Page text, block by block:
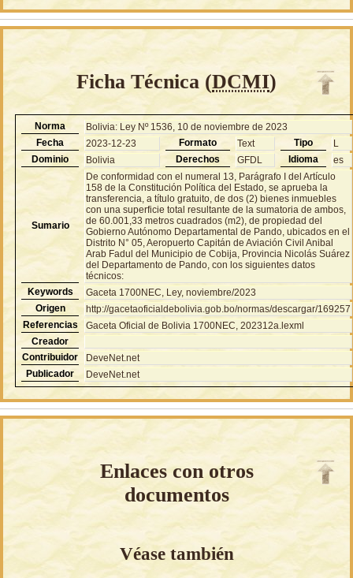
Ficha Técnica (DCMI)
Norma
Bolivia: Ley Nº 1536, 10 de noviembre de 2023
Fecha
2023-12-23 Formato Text Tipo
L
Dominio
Bolivia Derechos GFDL Idioma es
Sumario
De conformidad con el numeral 13, Parágrafo I del Artículo
158 de la Constitución Política del Estado, se aprueba la
transferencia, a título gratuito, de dos (2) bienes inmuebles
con una superficie total resultante de la sumatoria de ambos,
de 60.001,33 metros cuadrados (m2), de propiedad del
Gobierno Autónomo Departamental de Pando, ubicados en el
Distrito N° 05, Aeropuerto Capitán de Aviación Civil Anibal
Arab Fadul del Municipio de Cobija, Provincia Nicolás Suárez
del Departamento de Pando, con los siguientes datos
técnicos:
Keywords
Gaceta 1700NEC, Ley, noviembre/2023
Origen
http://gacetaoficialdebolivia.gob.bo/normas/descargar/169257
Referencias
Gaceta Oficial de Bolivia 1700NEC, 202312a.lexml
Creador
Contribuidor
DeveNet.net
Publicador
DeveNet.net
Enlaces con otros
documentos
Véase también